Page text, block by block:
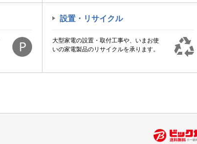
設置・リサイクル
大型家電の設置・取付工事や、いまお使
いの家電製品のリサイクルを承ります。